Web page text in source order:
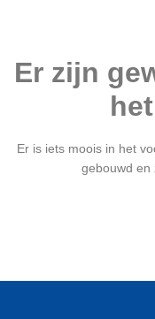
Er zijn
Er is iets moois in het
gebouwd en